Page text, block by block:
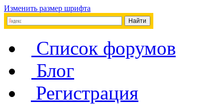
Изменить размер шрифта
Список форумов
Блог
Регистрация